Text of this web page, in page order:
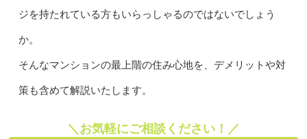
ジを持たれている方もいらっしゃるのではないでしょう
か。
そんなマンションの最上階の住み心地を、デメリットや対
策も含めて解説いたします。
＼お気軽にご相談ください！／